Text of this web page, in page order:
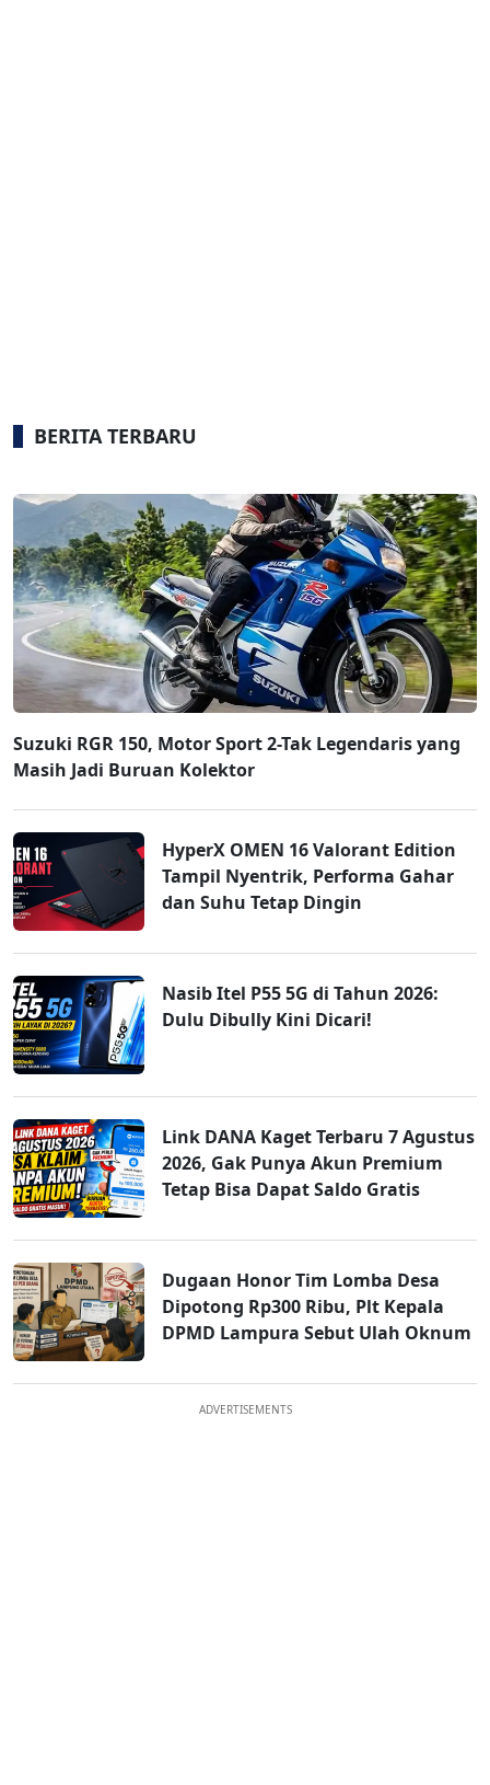
BERITA TERBARU
Suzuki RGR 150, Motor Sport 2-Tak Legendaris yang
Masih Jadi Buruan Kolektor
HyperX OMEN 16 Valorant Edition
Tampil Nyentrik, Performa Gahar
dan Suhu Tetap Dingin
Nasib Itel P55 5G di Tahun 2026:
Dulu Dibully Kini Dicari!
Link DANA Kaget Terbaru 7 Agustus
2026, Gak Punya Akun Premium
Tetap Bisa Dapat Saldo Gratis
Dugaan Honor Tim Lomba Desa
Dipotong Rp300 Ribu, Plt Kepala
DPMD Lampura Sebut Ulah Oknum
ADVERTISEMENTS